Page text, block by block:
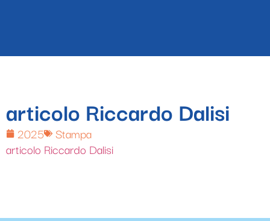
articolo Riccardo Dalisi
2025
Stampa
articolo Riccardo Dalisi